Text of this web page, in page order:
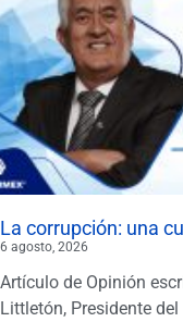
La corrupción: una
6 agosto, 2026
Artículo de Opinión
Littletón, Presidente